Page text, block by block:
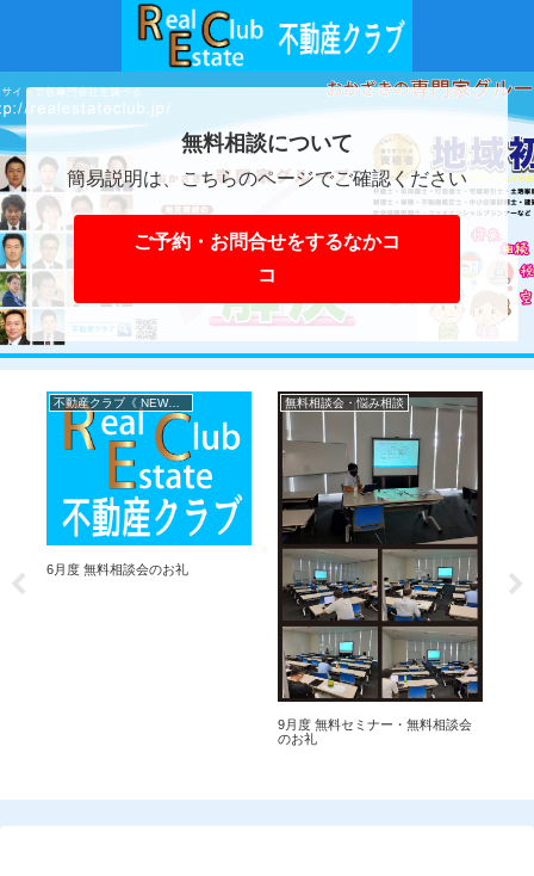
無料相談について
簡易説明は、こちらのページでご確認ください
ご予約・お問合せをするなかコ
コ
不動産クラブ《 NEWS 》
6月度 無料相談会のお礼
無料相談会・悩み相談
9月度 無料セミナー・無料相談会
のお礼